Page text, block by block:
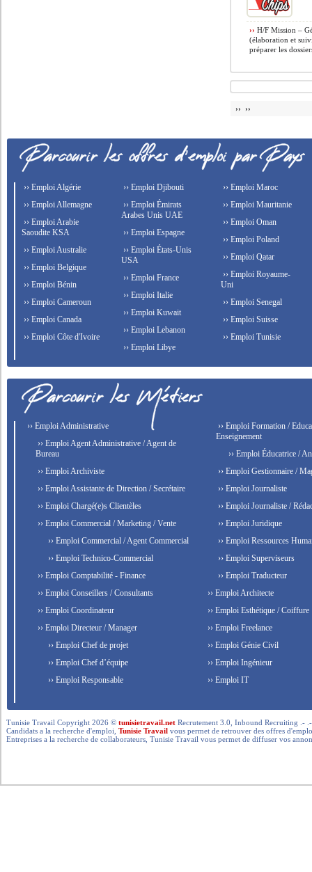
›› H/F Mission –
(élaboration et
préparer les
›› ››
›› Emploi Algérie
›› Emploi Allemagne
›› Emploi Arabie
Saoudite KSA
›› Emploi Australie
›› Emploi Belgique
›› Emploi Bénin
›› Emploi Cameroun
›› Emploi Canada
›› Emploi Côte d'Ivoire
›› Emploi Djibouti
›› Emploi Émirats
Arabes Unis UAE
›› Emploi Espagne
›› Emploi États-Unis
USA
›› Emploi France
›› Emploi Italie
›› Emploi Kuwait
›› Emploi Lebanon
›› Emploi Libye
›› Emploi Maroc
›› Emploi Mauritanie
›› Emploi Oman
›› Emploi Poland
›› Emploi Qatar
›› Emploi Royaume-
Uni
›› Emploi Senegal
›› Emploi Suisse
›› Emploi Tunisie
›› Emploi Administrative
›› Emploi Agent Administrative / Agent de
Bureau
›› Emploi Archiviste
›› Emploi Assistante de Direction / Secrétaire
›› Emploi Chargé(e)s Clientèles
›› Emploi Commercial / Marketing / Vente
›› Emploi Commercial / Agent Commercial
›› Emploi Technico-Commercial
›› Emploi Comptabilité - Finance
›› Emploi Conseillers / Consultants
›› Emploi Coordinateur
›› Emploi Directeur / Manager
›› Emploi Chef de projet
›› Emploi Chef d’équipe
›› Emploi Responsable
›› Emploi Formation /
Enseignement
›› Emploi Éducatrice /
›› Emploi Gestionnaire /
›› Emploi Journaliste
›› Emploi Journaliste /
›› Emploi Juridique
›› Emploi Ressources
›› Emploi Superviseurs
›› Emploi Traducteur
›› Emploi Architecte
›› Emploi Esthétique / Coiffure
›› Emploi Freelance
›› Emploi Génie Civil
›› Emploi Ingénieur
›› Emploi IT
Tunisie Travail Copyright 2026 ©tunisietravail.net Recrutement 3.0, Inbound Recruiting .-
Candidats a la recherche d'emploi,Tunisie Travail vous permet de retrouver des offres
Entreprises a la recherche de collaborateurs, Tunisie Travail vous permet de diffuser vos